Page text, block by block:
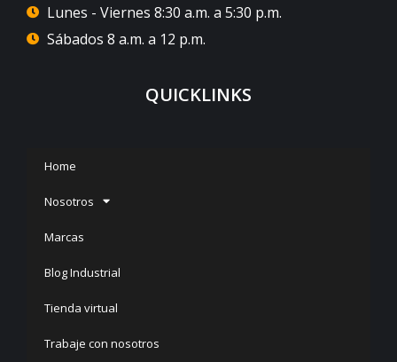
Lunes - Viernes 8:30 a.m. a 5:30 p.m.
Sábados 8 a.m. a 12 p.m.
QUICKLINKS
Home
Nosotros
Marcas
Blog Industrial
Tienda virtual
Trabaje con nosotros